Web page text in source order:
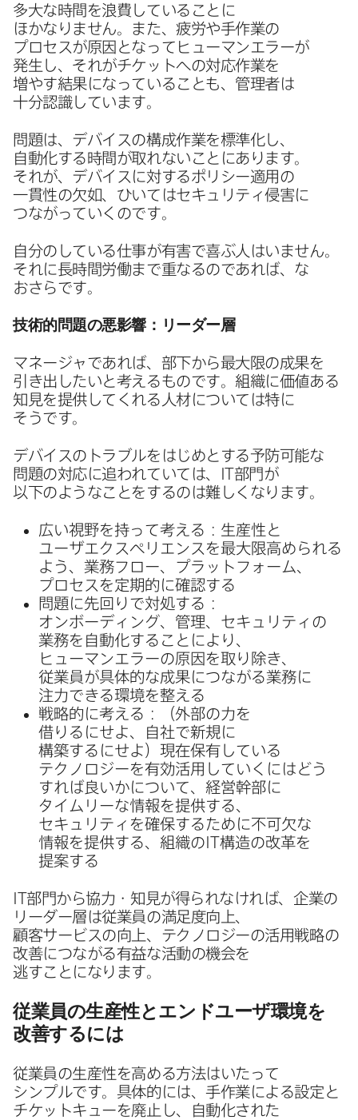
多大な​時間を​浪費している​ことに​
ほかなりません。​また、​疲労や​手作業の​
プロセスが​原因と​なって​ヒューマンエラーが​
発生し、​それが​チケットへの​対応作業を​
増やす結果に​なっている​ことも、​管理者は​
十分認識しています。
問題は、​デバイスの​構成作業を​標準化し、​
自動化する​時間が​取れない​ことに​あります。​
それが、​デバイスに​対する​ポリシー適用の​
一貫性の​欠如、​ひいては​セキュリティ侵害に​
つながっていくのです。
自分の​している​仕事が​有害で​喜ぶ人は​いません。​
それに​長時間労働まで​重なるのであれば、​な​
おさらです。
技術的問題の​悪影響：リーダー層
マネージャで​あれば、​部下から​最大限の​成果を​
引き出したいと​考える​ものです。​組織に​価値ある​
知見を​提供してくれる​人材に​ついては​特に​
そうです。
デバイスの​トラブルを​はじめと​する​予防可能な​
問題の​対応に​追われていては、
IT部門が​
以下のような​ことを​するのは​難しくなります。
広い​視野を​持って​考える​：​生産性と​
ユーザエクスペリエンスを​最大限高められる​
よう、​業務フロー、​プラットフォーム、​
プロセスを​定期的に​確認する
問題に​先回りで​対処する​：
オンボーディング、​管理、​セキュリティの​
業務を​自動化する​ことに​より、​
ヒューマンエラーの​原因を​取り​除き、​
従業員が​具体的な​成果に​つながる​業務に​
注力できる​環境を​整える
戦略的に​考える​：​（外部の​力を​
借りるにせよ、​自社で​新規に​
構築するにせよ）​現在保有している​
テクノロジーを​有効活用していくには​どう​
すれば​良いかに​ついて、​経営幹部に​
タイムリーな​情報を​提供する、​
セキュリティを​確保する​ために​不可欠な​
情報を​提供する、​組織の IT構造の​改革を​
提案する
IT部​門から​協力・知見が​得られなければ、​企業の​
リーダー層は​従業員の​満足度向上、​
顧客サービスの​向上、​テクノロジーの​活用戦略の​
改善に​つながる​有益な​活動の​機会を​
逃すことになります。
従業員の​生産性と​エンドユーザ環境を​
改善するには
従業員の​生産性を​高める​方​法は​いたって​
シンプルです。​具体的には、​手作業に​よる​設定と​
チケットキューを​廃止し、​自動化された​